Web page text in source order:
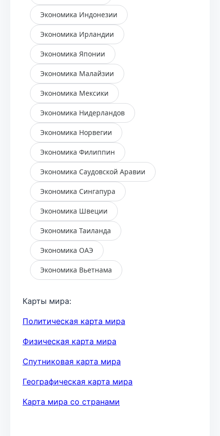
Экономика Индонезии
Экономика Ирландии
Экономика Японии
Экономика Малайзии
Экономика Мексики
Экономика Нидерландов
Экономика Норвегии
Экономика Филиппин
Экономика Саудовской Аравии
Экономика Сингапура
Экономика Швеции
Экономика Таиланда
Экономика ОАЭ
Экономика Вьетнама
Карты мира:
Политическая карта мира
Физическая карта мира
Спутниковая карта мира
Географическая карта мира
Карта мира со странами